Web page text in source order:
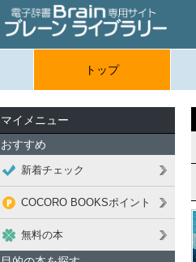
トップ
マイメニュー
おすすめ
新着チェック
COCORO BOOKSポイント
無料の本